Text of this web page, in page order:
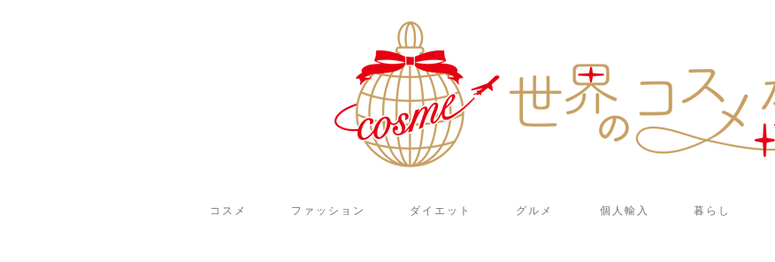
コスメ ファッション ダイエット グルメ 個人輸入 暮らし